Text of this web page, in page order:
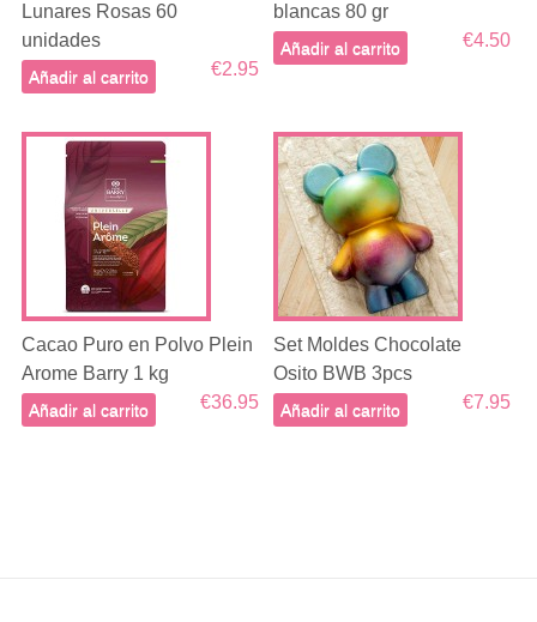
Lunares Rosas 60
unidades
€2.95
Añadir al carrito
blancas 80 gr
€4.50
Añadir al carrito
Cacao Puro en Polvo Plein
Arome Barry 1 kg
€36.95
Añadir al carrito
Set Moldes Chocolate
Osito BWB 3pcs
€7.95
Añadir al carrito